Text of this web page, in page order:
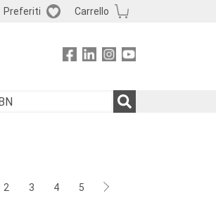
Preferiti Carrello
2 3 4 5